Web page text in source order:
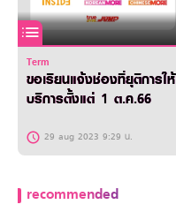
Term
ขอเรียนแจ้งช่องที่ยุติการให้
บริการตั้งแต่ 1 ต.ค.66
29 aug 2023 9:29 น.
recommended